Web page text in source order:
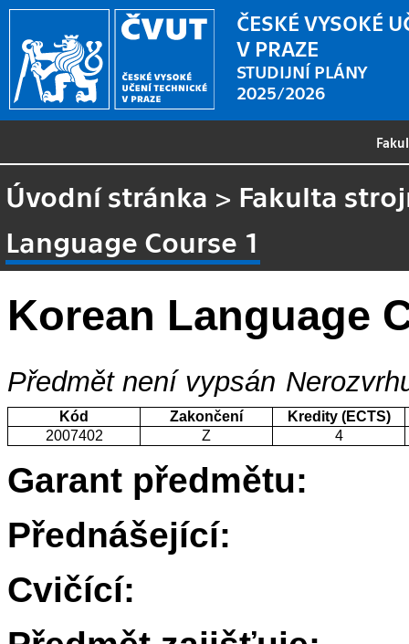
ČESKÉ VYSOKÉ
V PRAZE
STUDIJNÍ PLÁNY
2025/2026
Úvodní stránka > Fakulta
Language Course 1
Korean Language
Předmět není vypsán
Kód Zakončení
Kredity (ECTS)
2007402
Z 4
Garant předmětu:
Přednášející:
Cvičící: